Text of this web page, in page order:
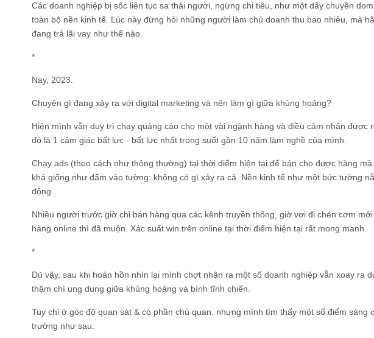
Các doanh nghiệp bị sốc liên tục sa thải người, ngừng chi tiêu, như một dây chuyền
toàn bộ nền kinh tế. Lúc này đừng hỏi những người làm chủ doanh thu bao nhiêu, mà
đang trả lãi vay như thế nào.
*
Nay, 2023.
Chuyện gì đang xảy ra với digital marketing và nên làm gì giữa khủng hoảng?
Hiện mình vẫn duy trì chạy quảng cáo cho một vài ngành hàng và điều cảm nhận được
đó là 1 cảm giác bất lực - bất lực nhất trong suốt gần 10 năm làm nghề của mình.
Chạy ads (theo cách như thông thường) tại thời điểm hiện tại để bán cho được hàng
khá giống như đấm vào tường: không có gì xảy ra cả. Nền kinh tế như một bức tường
động.
Nhiều người trước giờ chỉ bán hàng qua các kênh truyền thống, giờ vơi đi chén cơm
hàng online thì đã muộn. Xác suất win trên online tại thời điểm hiện tại rất mong manh.
*
Dù vậy, sau khi hoàn hồn nhìn lại mình chợt nhận ra một số doanh nghiệp vẫn xoay ra
thậm chí ung dung giữa khủng hoảng và bình tĩnh chiến.
Tuy chỉ ở góc độ quan sát & có phần chủ quan, nhưng mình tìm thấy một số điểm sáng
trường như sau: